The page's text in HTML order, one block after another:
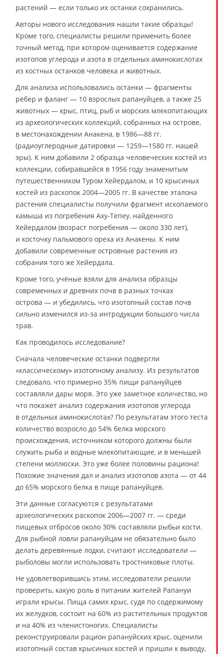
растений — если только их останки сохранились.
Авторы нового исследования нашли такие образцы!
Кроме того, специалисты решили применить более
точный метод, при котором оценивается содержание
изотопов углерода и азота в отдельных аминокислотах
из костных останков человека и животных.
Для анализа использовались останки — фрагменты
рёбер и фаланг — 10 взрослых рапануйцев, а также 25
животных — крыс, птиц, рыб и морских млекопитающих
из археологических коллекций, собранных на острове,
в местонахождении Анакена, в 1986—88 гг.
(радиоуглеродные датировки — 1259—1580 гг. нашей
эры). К ним добавили 2 образца человеческих костей из
коллекции, собиравшейся в 1956 году знаменитым
путешественником Туром Хейердалом, и 10 крысиных
костей из раскопок 2004—2005 гг. В качестве эталона
растения специалисты получили фрагмент ископаемого
камыша из погребения Аху-Тепеу, найденного
Хейердалом (возраст погребения — около 330 лет),
и косточку пальмового ореха из Анакены. К ним
добавили современные островные растения из
собрания того же Хейердала.
Кроме того, учёные взяли для анализа образцы
современных и древних почв в разных точках
острова — и убедились, что изотопный состав почв
сильно изменился из-за интродукции большого числа
трав.
Как проводилось исследование?
Сначала человеческие останки подвергли
«классическому» изотопному анализу. Из результатов
следовало, что примерно 35% пищи рапануйцев
составляли дары моря. Это уже заметное количество, но
что покажет анализ содержания изотопов углерода
в отдельных аминокислотах? По результатам этого теста
количество возросло до 54% белка морского
происхождения, источником которого должны были
служить рыба и водные млекопитающие, и в меньшей
степени моллюски. Это уже более половины рациона!
Похожие значения дал и анализ изотопов азота — от 44
до 65% морского белка в пище рапануйцев.
Эти данные согласуются с результатами
археологических раскопок 2006—2007 гг. — среди
пищевых отбросов около 30% составляли рыбьи кости.
Для рыбной ловли рапануйцам не обязательно было
делать деревянные лодки, считают исследователи —
рыболовы могли использовать тростниковые плоты.
Не удовлетворившись этим, исследователи решили
проверить, какую роль в питании жителей Рапануи
играли крысы. Пища самих крыс, судя по содержимому
их желудков, состоит на 60% из растительных продуктов
и на 40% из членистоногих. Специалисты
реконструировали рацион рапануйских крыс, оценили
изотопный состав крысиных костей и пришли к выводу,